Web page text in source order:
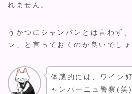
れません。
うかつにシャンパンとは言わず
ン」と言っておくのが良いでしょ
体感的には、ワイン
ャンパーニュ警察(笑)